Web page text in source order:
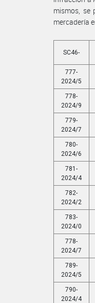
mismos, se
mercadería
SC46-
777-
2024/5
778-
2024/9
779-
2024/7
780-
2024/6
781-
2024/4
782-
2024/2
783-
2024/0
778-
2024/7
789-
2024/5
790-
2024/4